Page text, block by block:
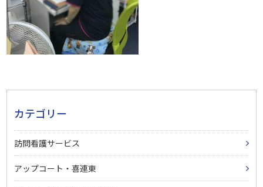
カテゴリー
訪問看護サービス
アップコート・喜連東